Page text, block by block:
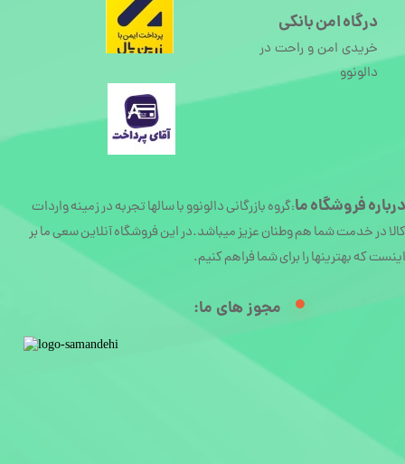
دربارهفروشگاه ما:گروه بازرگانی دالونوو با سالها تجربه در زمینه واردات
کالا در خدمت شما هم وطنان عزیز میباشد.در این فروشگاه آنلاین سعی ما بر
اینست که بهترینها را برای شما فراهم کنیم.
درگاه امن بانکی
خریدی امن و راحت در
دالونوو
مجوز های ما:​